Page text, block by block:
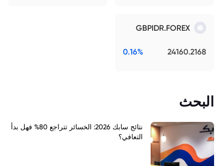
GBPIDR.FOREX
24160.2168
0.16%
البحث
نتائج سابك 2026: الخسائر تتراجع 80% فهل بدأ
التعافي؟